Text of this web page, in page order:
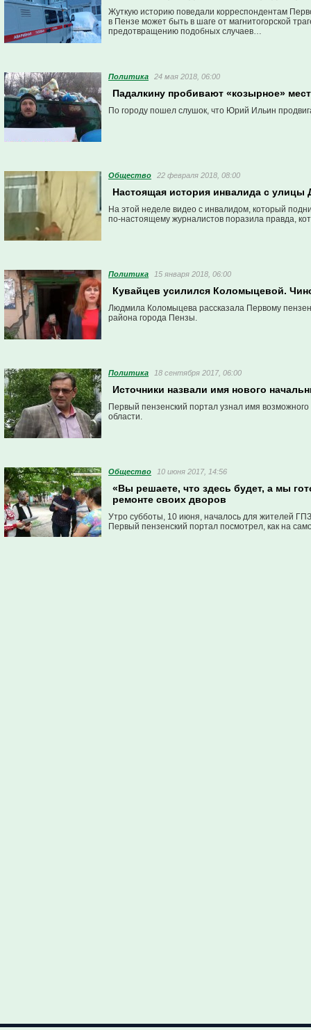
Жуткую историю поведали корреспондентам
в Пензе может быть в шаге от магнитогорской
предотвращению подобных случаев…
Политика 24 мая 2018, 06:00
Падалкину пробивают «козырное»
По городу пошел слушок, что Юрий Ильин
Общество 22 февраля 2018, 08:00
Настоящая история инвалида с улицы
На этой неделе видео с инвалидом, который
по-настоящему журналистов поразила правда,
Политика 15 января 2018, 06:00
Кувайцев усилился Коломыцевой.
Людмила Коломыцева рассказала Первому
района города Пензы.
Политика 18 сентября 2017, 06:00
Источники назвали имя нового
Первый пензенский портал узнал имя
области.
Общество 10 июня 2017, 14:56
«Вы решаете, что здесь будет, а мы
ремонте своих дворов
Утро субботы, 10 июня, началось для жителей
Первый пензенский портал посмотрел, как на